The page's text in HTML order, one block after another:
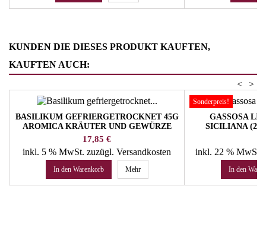
KUNDEN DIE DIESES PRODUKT KAUFTEN,
KAUFTEN AUCH:
>
<
BASILIKUM GEFRIERGETROCKNET 45G
AROMICA KRÄUTER UND GEWÜRZE
Preis
17,85 €
inkl. 5 % MwSt. zuzügl. Versandkosten
In den Warenkorb Mehr
Sonderpreis!
GASSOSA
SICILIANA (24
inkl. 22 % MwSt.
In den